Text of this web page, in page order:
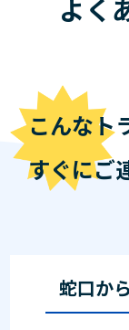
よく
こんなト
すぐにご
蛇口か